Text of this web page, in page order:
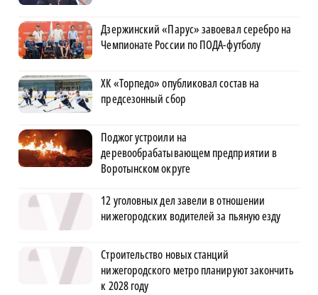
Дзержинский «Парус» завоевал серебро на
Чемпионате России по ПОДА-футболу
ХК «Торпедо» опубликовал состав на
предсезонный сбор
Поджог устроили на
деревообрабатывающем предприятии в
Воротынском округе
12 уголовных дел завели в отношении
нижегородских водителей за пьяную езду
Строительство новых станций
нижегородского метро планируют закончить
к 2028 году